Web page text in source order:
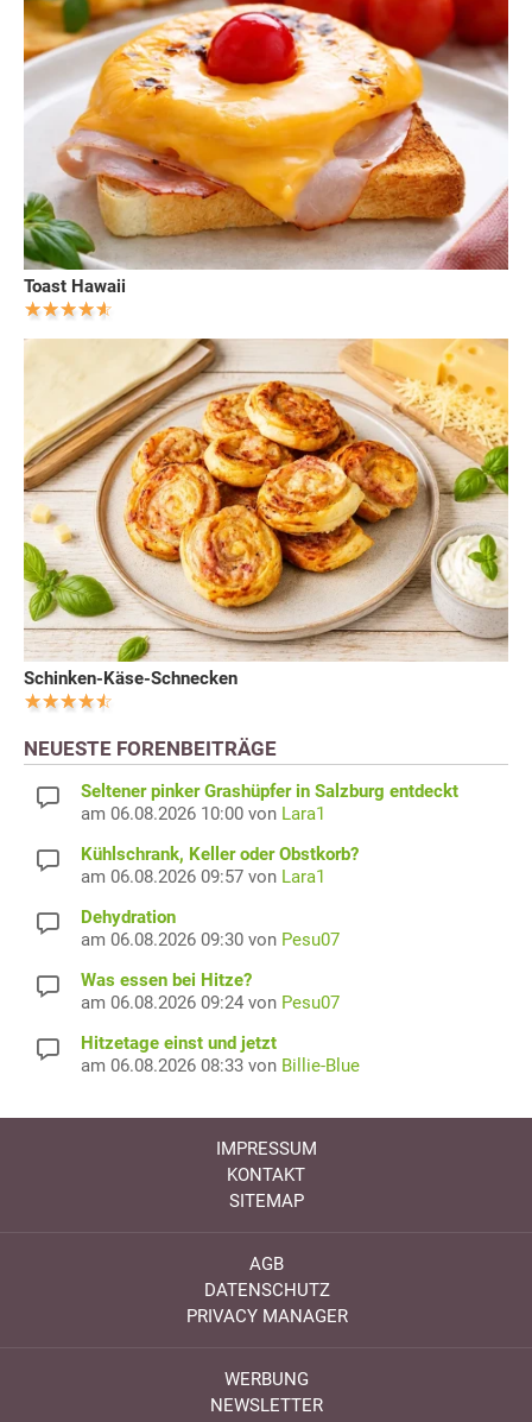
Toast Hawaii
Schinken-Käse-Schnecken
NEUESTE FORENBEITRÄGE
Seltener pinker Grashüpfer in Salzburg entdeckt
am 06.08.2026 10:00 von Lara1
Kühlschrank, Keller oder Obstkorb?
am 06.08.2026 09:57 von Lara1
Dehydration
am 06.08.2026 09:30 von Pesu07
Was essen bei Hitze?
am 06.08.2026 09:24 von Pesu07
Hitzetage einst und jetzt
am 06.08.2026 08:33 von Billie-Blue
IMPRESSUM
KONTAKT
SITEMAP
AGB
DATENSCHUTZ
PRIVACY MANAGER
WERBUNG
NEWSLETTER